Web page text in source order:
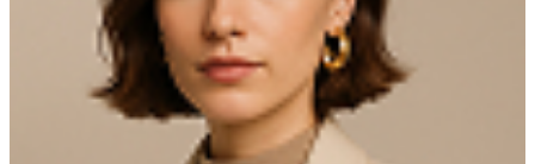
nicht Trommeltrocknen
8280 Kreuzlingen